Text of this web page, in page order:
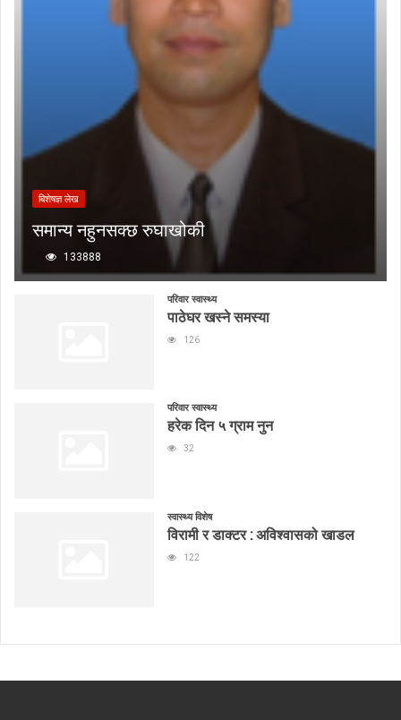
बिशेषज्ञ लेख
समान्य नहुनसक्छ रुघाखोकी
133888
परिवार स्वास्थ्य
पाठेघर खस्ने समस्या
126
परिवार स्वास्थ्य
हरेक दिन ५ ग्राम नुन
32
स्वास्थ्य विशेष
विरामी र डाक्टर : अविश्वासको खाडल
122